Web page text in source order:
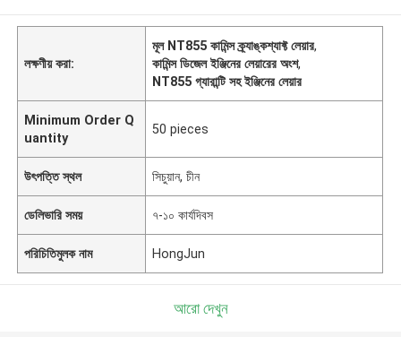
লক্ষণীয় করা:
মূল NT855 কামিন্স ক্র্যাঙ্কশ্যাফ্ট লেয়ার,
কামিন্স ডিজেল ইঞ্জিনের লেয়ারের অংশ,
NT855 গ্যারান্টি সহ ইঞ্জিনের লেয়ার
Minimum Order Q
uantity
50 pieces
উৎপত্তি স্থল সিচুয়ান, চীন
ডেলিভারি সময় ৭-১০ কার্যদিবস
পরিচিতিমুলক নাম HongJun
আরো দেখুন